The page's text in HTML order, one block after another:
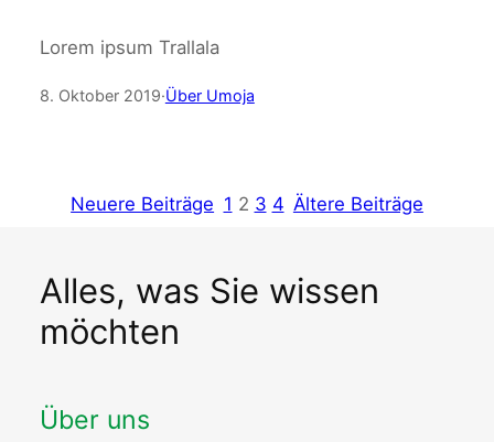
Lorem ipsum Trallala
8. Oktober 2019·Über Umoja
Neuere Beiträge 1 2 3 4 Ältere Beiträge
Alles, was Sie wissen
möchten
Über uns